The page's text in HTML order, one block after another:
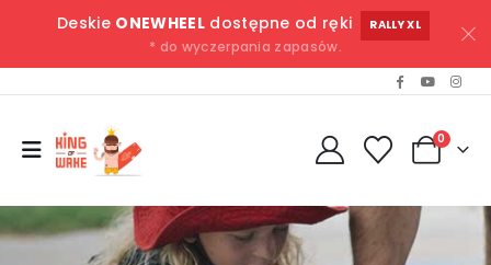
Deskie ONEWHEELdostępne od ręki RALLY XL
* do wyczerpania zapasów.
0